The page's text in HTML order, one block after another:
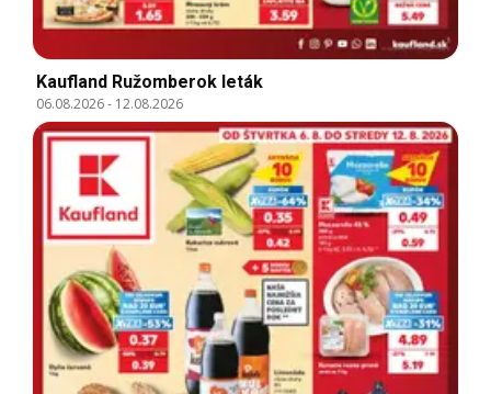
Kaufland Ružomberok leták
06.08.2026- 12.08.2026